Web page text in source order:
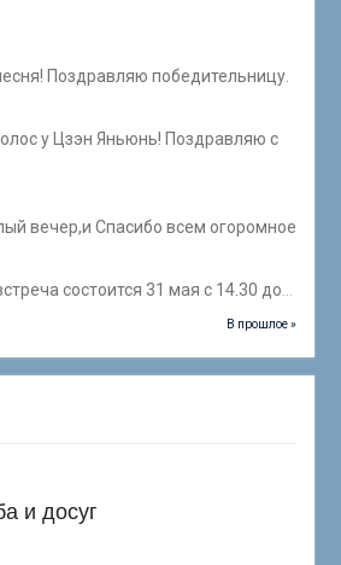
Поздравляю победительницу.
у Цзэн Яньюнь! Поздравляю с
вечер,и Спасибо всем огоромное
состоится 31 мая с 14.30 до
В прошлое »
и досуг